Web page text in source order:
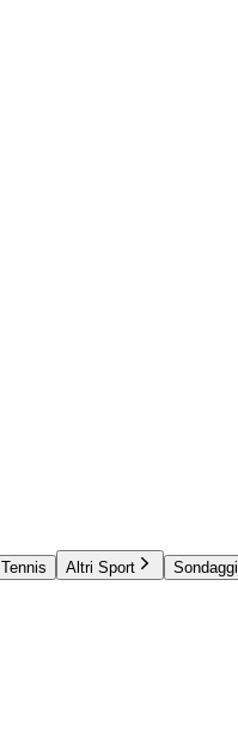
Tennis Altri Sport Sondaggi